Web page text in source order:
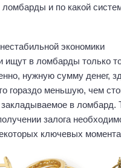
и по какой
экономики
ищут в ломбарды только
нужную сумму денег,
гораздо меньшую, чем
в ломбард.
залога
ключевых